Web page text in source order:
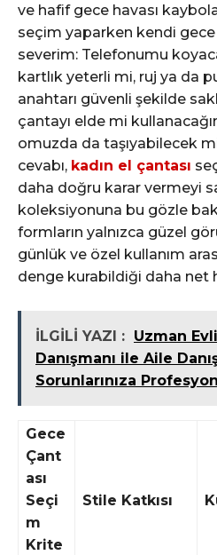
ve hafif gece havası
seçim yaparken kendi
severim: Telefonumu
kartlık yeterli mi, ruj ya da
anahtarı güvenli şekilde
çantayı elde mi
omuzda da taşıyabilecek
cevabı, kadın el çantası
daha doğru karar vermeyi
koleksiyonuna bu gözle
formların yalnızca güzel
günlük ve özel kullanım
denge kurabildiği daha net
İLGİLİ YAZI : Uzman
Danışmanı ile Aile
Sorunlarınıza
Gece
Çant
ası
Seçi
m
Krite
Stile Katkısı